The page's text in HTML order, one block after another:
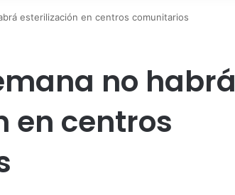
esterilización en centros comunitarios
no habrá
en centros